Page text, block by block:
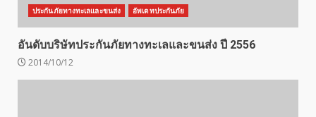
ประกันภัยทางทะเลและขนส่ง อัพเดทประกันภัย
อันดับบริษัทประกันภัยทางทะเลและขนส่ง ปี 2556
2014/10/12